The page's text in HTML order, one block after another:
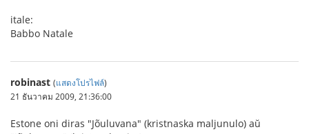
itale:
Babbo Natale
robinast (แสดงโปรไฟล์)
21 ธันวาคม 2009, 21:36:00
Estone oni diras "Jõuluvana" (kristnaska maljunulo) aŭ